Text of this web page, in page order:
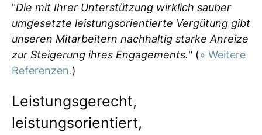
"Die mit Ihrer Unterstützung wirklich sauber
umgesetzte leistungsorientierte Vergütung gibt
unseren Mitarbeitern nachhaltig starke Anreize
zur Steigerung ihres Engagements." (» Weitere
Referenzen.)
Leistungsgerecht,
leistungsorientiert,